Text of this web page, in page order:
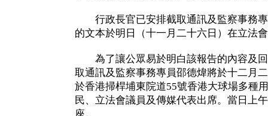
行政長官已安排截取通訊及監察事務專
的文本於明日（十一月二十六日）在立法
為了讓公眾易於明白該報告的內容及回
取通訊及監察事務專員邵德煒將於十二月
於香港掃桿埔東院道55號香港大球場多種
民、立法會議員及傳媒代表出席。當日上